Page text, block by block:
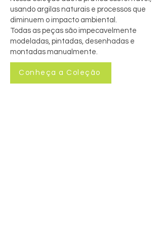
usando argilas naturais e processos que
diminuem o impacto ambiental.
Todas as peças são impecavelmente
modeladas, pintadas, desenhadas e
montadas manualmente.
Conheça a Coleção